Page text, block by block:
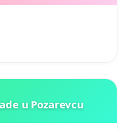
u Pozarevcu